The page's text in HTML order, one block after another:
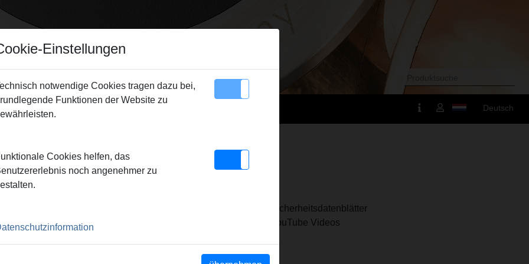
Deutsch
Sicherheitsdatenblätter
Weitere Dokumente
YouTube Videos
Einstellungen
notwendige Cookies tragen dazu bei,
Funktionen der Website zu
Cookies helfen, das
noch angenehmer zu